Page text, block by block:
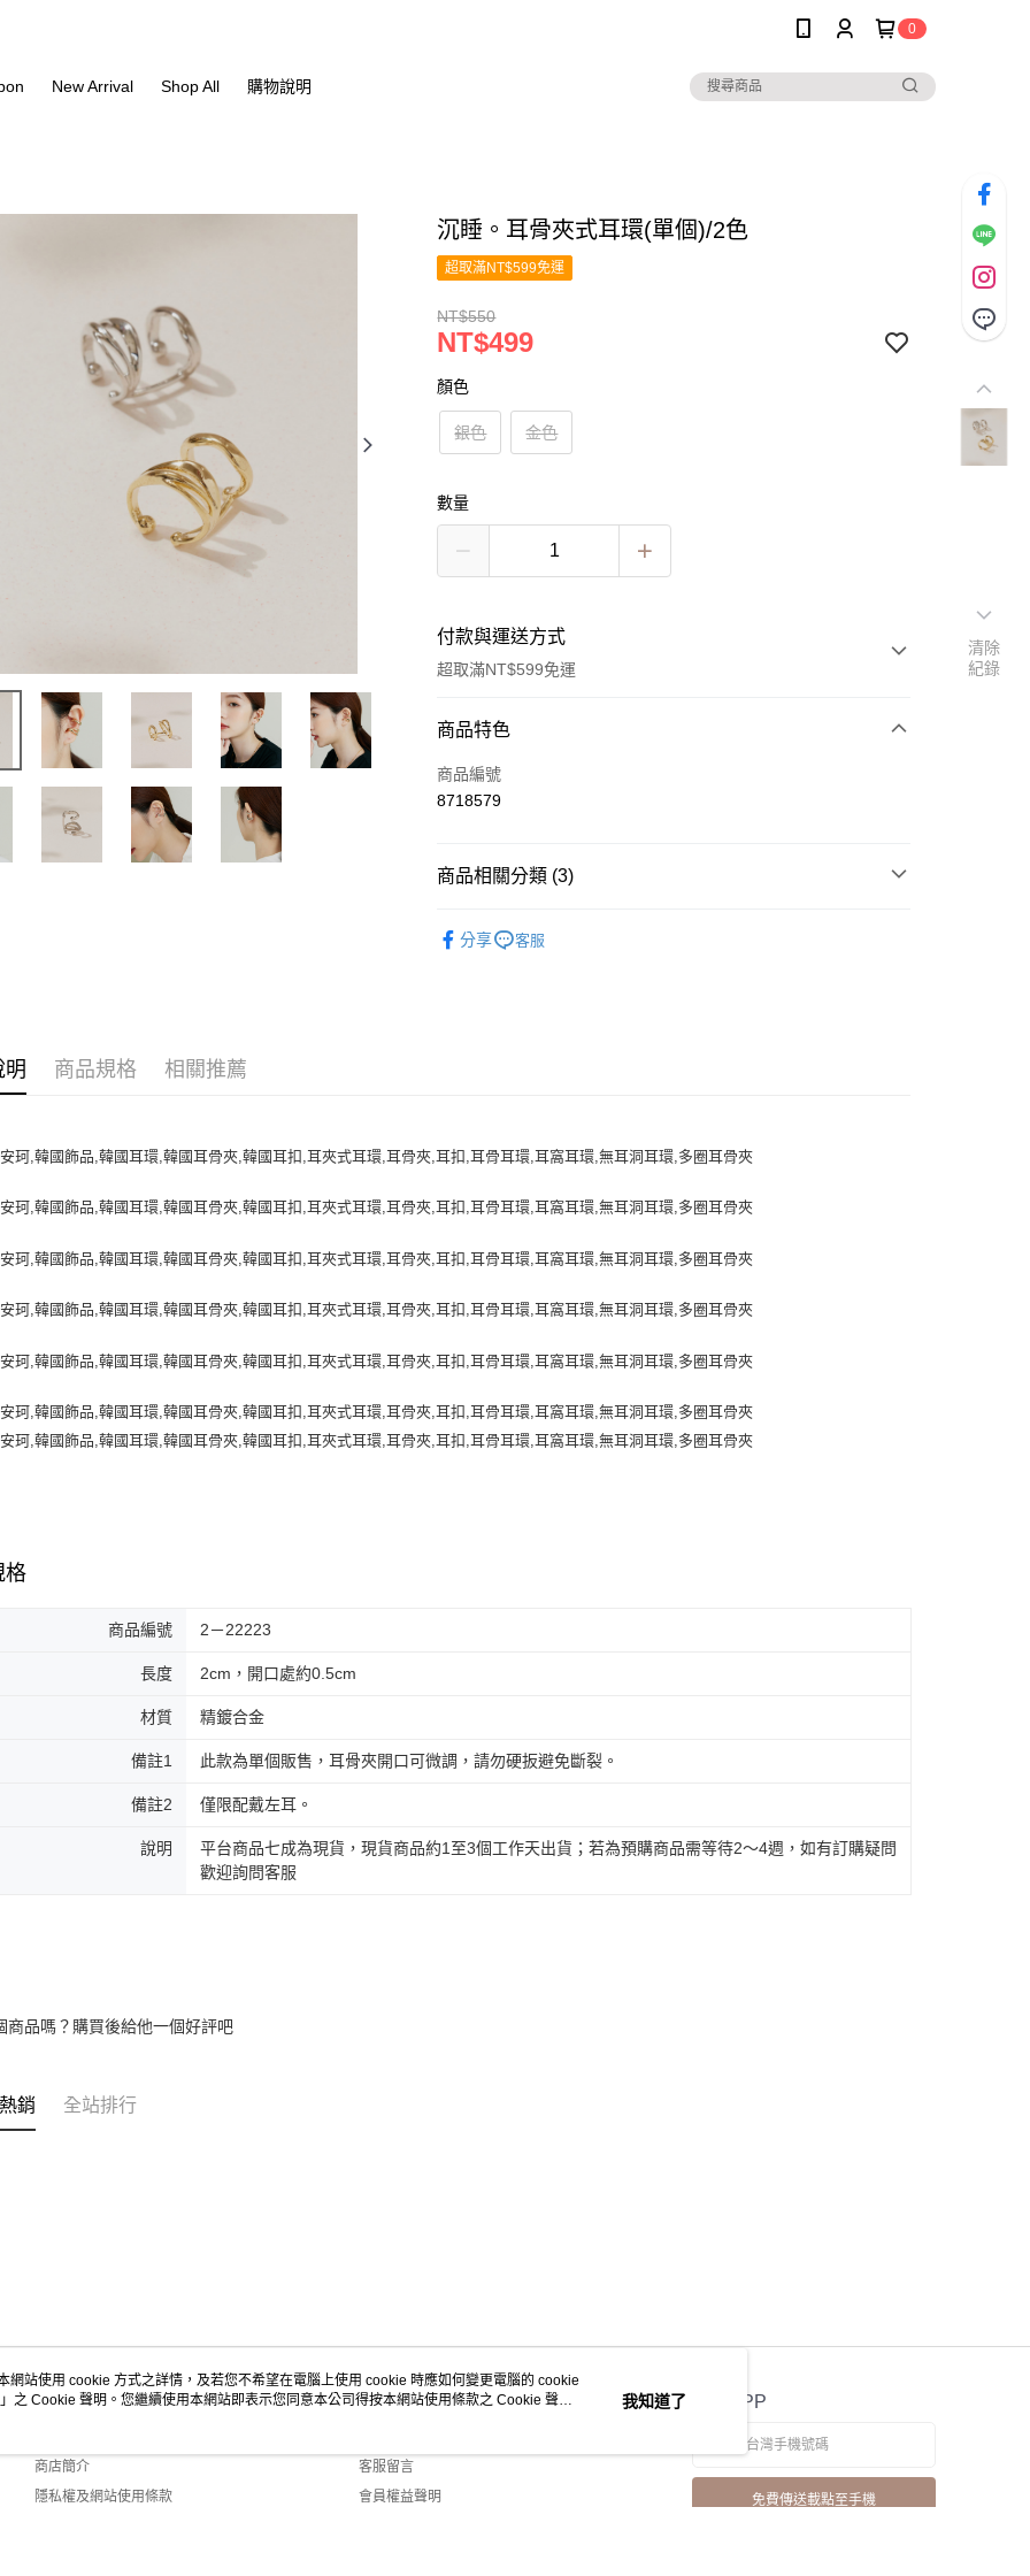
0
New Arrival Shop All 購物說明
沉睡。耳骨夾式耳環(單個)/2色
超取滿NT$599免運
NT$550
NT$499
顏色
銀色 金色
數量
付款與運送方式
超取滿NT$599免運
付款方式
信用卡一次付款
街口支付
每筆NT$999,999
7-11超商取貨付款（離島取貨加價40元）
付款後7-11取貨（離島取貨加價40元）
每筆NT$70，滿NT$599(含以上)免運費
每筆NT$70，滿NT$599(含以上)免運費
商品特色
商品編號
8718579
商品相關分類 (3)
分享 客服
明 商品規格 相關推薦
格
商品編號 2－22223
長度 2cm，開口處約0.5cm
材質 精鍍合金
備註1 此款為單個販售，耳骨夾開口可微調，請勿硬扳避免斷裂。
備註2 僅限配戴左耳。
說明
平台商品七成為現貨，現貨商品約1至3個工作天出貨；若為預購商品需等待2～4週，如有訂購疑問
歡迎詢問客服
商品嗎？購買後給他一個好評吧
銷 全站排行
關於我們
商店簡介
隱私權及網站使用條款
客服資訊
客服留言
會員權益聲明
官方APP
免費傳送載點至手機
清除
紀錄
網站使用 cookie 方式之詳情，及若您不希望在電腦上使用 cookie 時應如何變更電腦的 cookie
」之 Cookie 聲明。您繼續使用本網站即表示您同意本公司得按本網站使用條款之 Cookie 聲明
我知道了